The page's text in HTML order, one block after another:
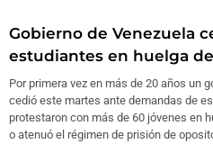
Gobierno de Venezuela
estudiantes en huelga
Por primera vez en más de 20 años un
cedió este martes ante demandas de
protestaron con más de 60 jóvenes en
o atenuó el régimen de prisión de